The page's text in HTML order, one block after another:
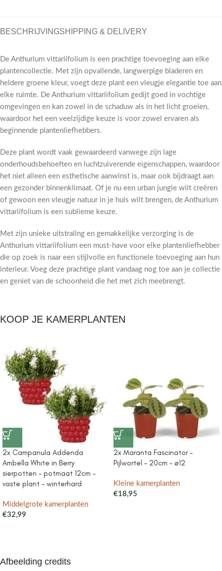
BESCHRIJVINGSHIPPING & DELIVERY
De Anthurium vittariifolium is een prachtige toevoeging aan elke
plantencollectie. Met zijn opvallende, langwerpige bladeren en
heldere groene kleur, voegt deze plant een vleugje elegantie toe aan
elke ruimte. De Anthurium vittariifolium gedijt goed in vochtige
omgevingen en kan zowel in de schaduw als in het licht groeien,
waardoor het een veelzijdige keuze is voor zowel ervaren als
beginnende plantenliefhebbers.
Deze plant wordt vaak gewaardeerd vanwege zijn lage
onderhoudsbehoeften en luchtzuiverende eigenschappen, waardoor
het niet alleen een esthetische aanwinst is, maar ook bijdraagt aan
een gezonder binnenklimaat. Of je nu een urban jungle wilt creëren
of gewoon een vleugje natuur in je huis wilt brengen, de Anthurium
vittariifolium is een sublieme keuze.
Met zijn unieke uitstraling en gemakkelijke verzorging is de
Anthurium vittariifolium een must-have voor elke plantenliefhebber
die op zoek is naar een stijlvolle en functionele toevoeging aan hun
interieur. Voeg deze prachtige plant vandaag nog toe aan je collectie
en geniet van de schoonheid die het met zich meebrengt.
KOOP JE KAMERPLANTEN
2x Campanula Addenda
Ambella White in Berry
sierpotten – potmaat 12cm –
vaste plant – winterhard
Middelgrote kamerplanten
€32,99
2x Maranta Fascinator –
Pijlwortel – 20cm – ø12
Kleine kamerplanten
€18,95
Afbeelding credits